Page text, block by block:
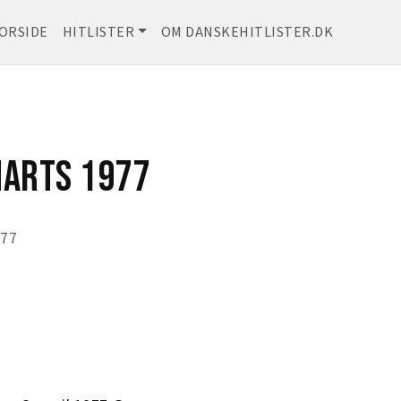
HITLISTER OM DANSKEHITLISTER.DK
1977